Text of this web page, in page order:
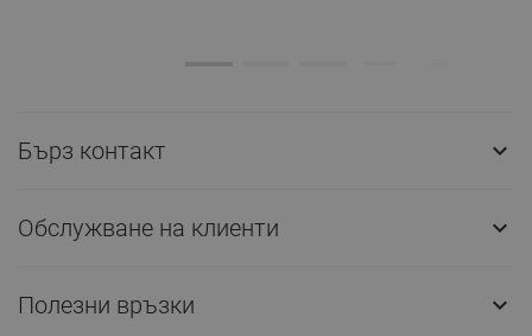
Бърз контакт 
Обслужване на клиенти 
Полезни връзки 